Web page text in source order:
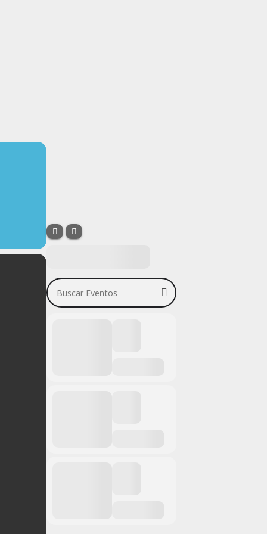
Buscar Eventos